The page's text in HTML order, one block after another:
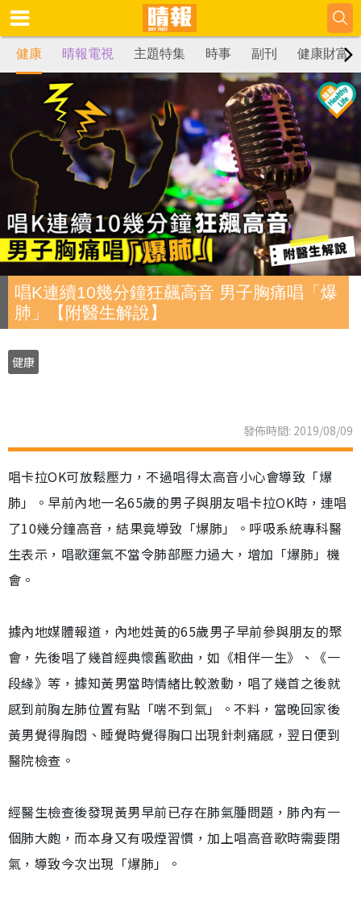
健康 晴報電視 主題特集 時事 副刊 健康財富
唱K連續10幾分鐘狂飆高音 男子胸痛唱「爆
肺」【附醫生解說】
健康
發佈時間: 2019/08/09
唱卡拉OK可放鬆壓力，不過唱得太高音小心會導致「爆
肺」。早前內地一名65歲的男子與朋友唱卡拉OK時，連唱
了10幾分鐘高音，結果竟導致「爆肺」。呼吸系統專科醫
生表示，唱歌運氣不當令肺部壓力過大，增加「爆肺」機
會。
據內地媒體報道，內地姓黃的65歲男子早前參與朋友的聚
會，先後唱了幾首經典懷舊歌曲，如《相伴一生》、《一
段緣》等，據知黃男當時情緒比較激動，唱了幾首之後就
感到前胸左肺位置有點「喘不到氣」。不料，當晚回家後
黃男覺得胸悶、睡覺時覺得胸口出現針刺痛感，翌日便到
醫院檢查。
經醫生檢查後發現黃男早前已存在肺氣腫問題，肺內有一
個肺大皰，而本身又有吸煙習慣，加上唱高音歌時需要閉
氣，導致今次出現「爆肺」。